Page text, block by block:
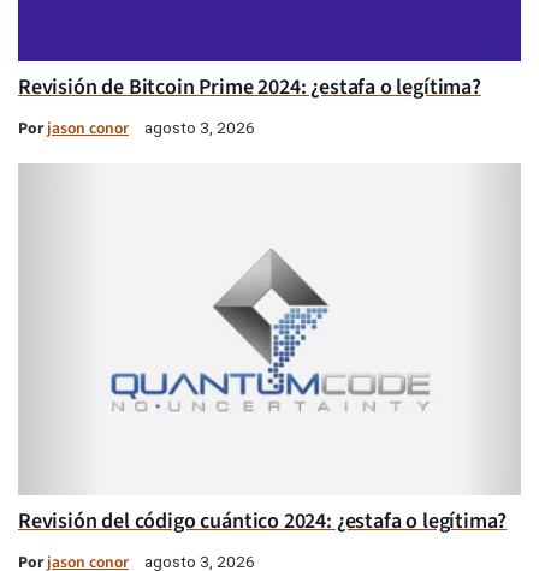
Revisión de Bitcoin Prime 2024: ¿estafa o legítima?
Porjason conor agosto 3, 2026
Revisión del código cuántico 2024: ¿estafa o legítima?
Porjason conor agosto 3, 2026